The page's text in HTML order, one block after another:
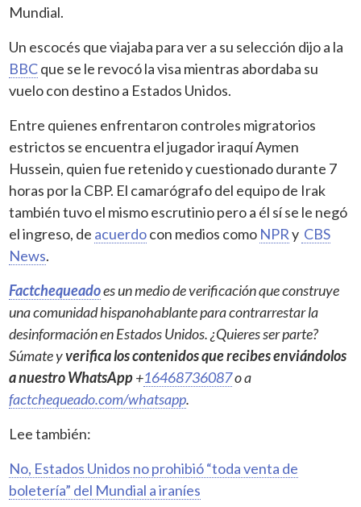
Mundial.
Un escocés que viajaba para ver a su selección dijo a la
BBCque se le revocó la visa mientras abordaba su
vuelo con destino a Estados Unidos.
Entre quienes enfrentaron controles migratorios
estrictos se encuentra el jugador iraquí Aymen
Hussein, quien fue retenido y cuestionado durante 7
horas por la CBP. El camarógrafo del equipo de Irak
también tuvo el mismo escrutinio pero a él sí se le negó
el ingreso, de acuerdocon medios como NPRy CBS
News.
Factchequeadoes un medio de verificación que construye
una comunidad hispanohablante para contrarrestar la
desinformación en Estados Unidos. ¿Quieres ser parte?
Súmate yverifica los contenidos que recibes enviándolos
a nuestro WhatsApp+16468736087o a
factchequeado.com/whatsapp.
Lee también:
No, Estados Unidos no prohibió “toda venta de
boletería” del Mundial a iraníes